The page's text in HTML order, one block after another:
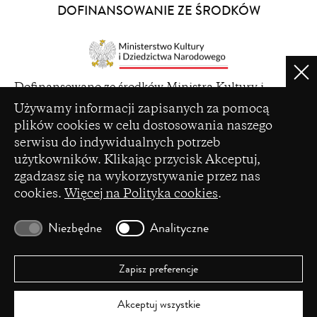
Ustawienia plików cookie
Używamy informacji zapisanych za pomocą
plików cookies w celu dostosowania naszego
serwisu do indywidualnych potrzeb
użytkowników. Klikając przycisk Akceptuj,
zgadzasz się na wykorzystywanie przez nas
cookies. Więcej na Polityka cookies.
Niezbędne Analityczne
Zapisz preferencje
Akceptuj wszystkie
DOFINANSOWANIE ZE ŚRODKÓW
a
new
window)
Dofinansowano ze środków Ministra Kultury i
Dziedzictwa Narodowego pochodzących z Funduszu
Promocji Kultury – państwowego funduszu celowego
(opens
a
Ministerstwa Nauki i Szkolnictwa Wyższego na
podstawie umowy Nr 86/WCN/2019/1 z dnia 19
lipca 2019 r. z pomocy przyznanej w ramach
programu „Wsparcie dla czasopism naukowych”.